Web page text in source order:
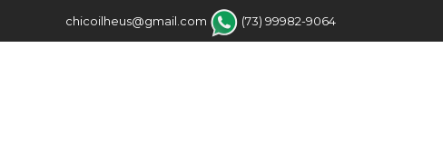
chicoilheus@gmail.com (73) 99982-9064